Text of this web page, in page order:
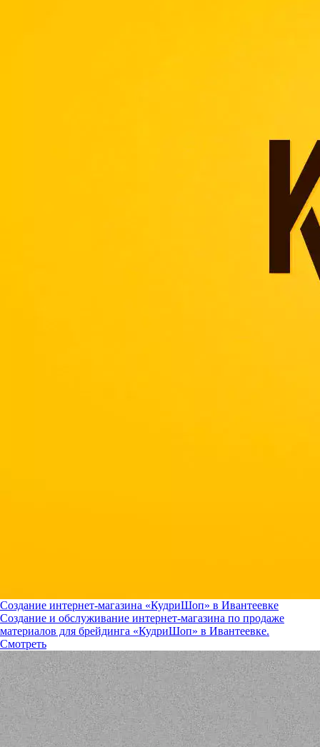
Создание интернет-магазина «КудриШоп» в Ивантеевке
Создание и обслуживание интернет-магазина по продаже
материалов для брейдинга «КудриШоп» в Ивантеевке.
Смотреть